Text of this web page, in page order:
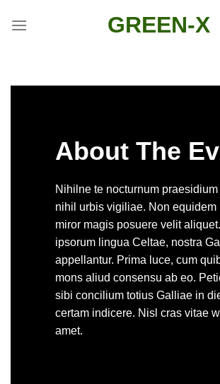
GREEN-X
About The
Nihilne te nocturnum
nihil urbis vigiliae. Non equidem
miror magis posuere velit
ipsorum lingua Celtae, nostra
appellantur. Prima luce, cum
mons aliud consensu ab eo.
sibi concilium totius Galliae in
certam indicere. Nisl cras vitae
amet.